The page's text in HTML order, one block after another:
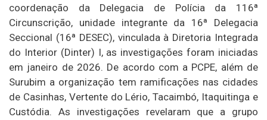
coordenação da Delegacia de Polícia da 116ª
Circunscrição, unidade integrante da 16ª Delegacia
Seccional (16ª DESEC), vinculada à Diretoria Integrada
do Interior (Dinter) I, as investigações foram iniciadas
em janeiro de 2026. De acordo com a PCPE, além de
Surubim a organização tem ramificações nas cidades
de Casinhas, Vertente do Lério, Tacaimbó, Itaquitinga e
Custódia. As investigações revelaram que a grupo